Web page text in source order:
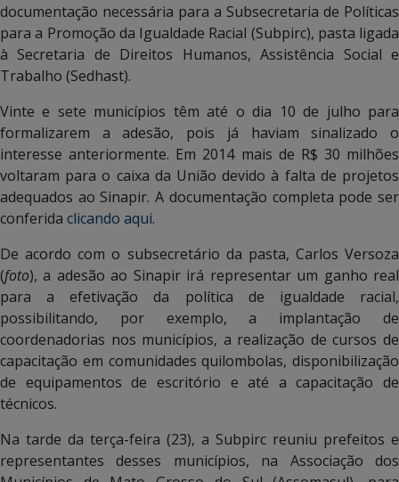
documentação necessária para a Subsecretaria de Políticas
para a Promoção da Igualdade Racial (Subpirc), pasta ligada
à Secretaria de Direitos Humanos, Assistência Social e
Trabalho (Sedhast).
Vinte e sete municípios têm até o dia 10 de julho para
formalizarem a adesão, pois já haviam sinalizado o
interesse anteriormente. Em 2014 mais de R$ 30 milhões
voltaram para o caixa da União devido à falta de projetos
adequados ao Sinapir. A documentação completa pode ser
conferida clicando aqui.
De acordo com o subsecretário da pasta, Carlos Versoza
(foto), a adesão ao Sinapir irá representar um ganho real
para a efetivação da política de igualdade racial,
possibilitando, por exemplo, a implantação de
coordenadorias nos municípios, a realização de cursos de
capacitação em comunidades quilombolas, disponibilização
de equipamentos de escritório e até a capacitação de
técnicos.
Na tarde da terça-feira (23), a Subpirc reuniu prefeitos e
representantes desses municípios, na Associação dos